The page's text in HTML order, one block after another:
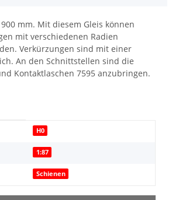
900 mm. Mit diesem Gleis können
mit verschiedenen Radien
Verkürzungen sind mit einer
An den Schnittstellen sind die
Kontaktlaschen 7595 anzubringen.
H0
1:87
Schienen